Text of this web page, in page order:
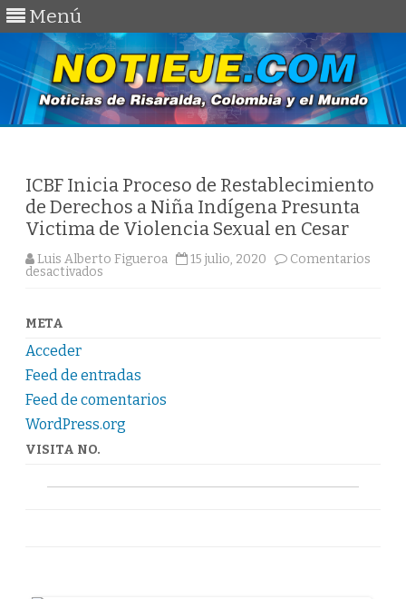
Menú
ICBF Inicia Proceso de Restablecimiento
de Derechos a Niña Indígena Presunta
Victima de Violencia Sexual en Cesar
Luis Alberto Figueroa 15 julio, 2020
Comentarios
desactivados
a
Niña
Indígena
Victima
Cesar
META
Acceder
Feed de entradas
Feed de comentarios
WordPress.org
VISITA NO.